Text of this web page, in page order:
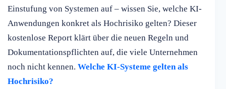
Einstufung von Systemen auf – wissen Sie, welche KI-
Anwendungen konkret als Hochrisiko gelten? Dieser
kostenlose Report klärt über die neuen Regeln und
Dokumentationspflichten auf, die viele Unternehmen
noch nicht kennen. Welche KI-Systeme gelten als
Hochrisiko?